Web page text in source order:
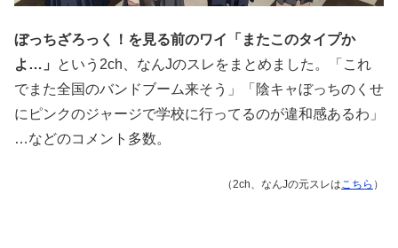
ぼっちざろっく！を見る前のワイ「またこのタイプか
よ…」
という2ch、なんJのスレをまとめました。「これ
でまた全国のバンドブーム来そう」「陰キャぼっちのくせ
にピンクのジャージで学校に行ってるのが違和感あるわ」
…などのコメント多数。
（2ch、なんJの元スレはこちら ）